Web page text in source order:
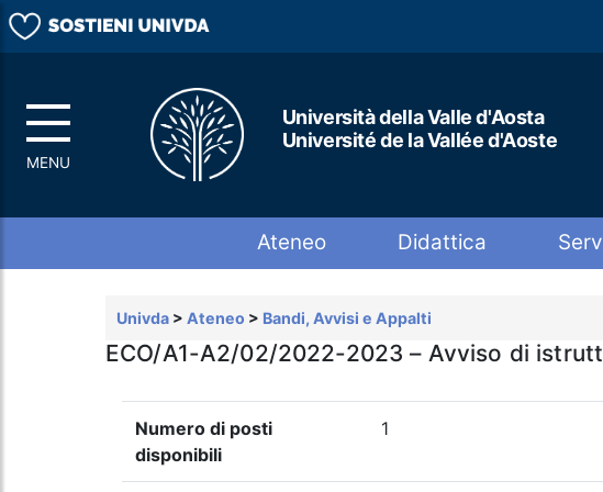
Università della Valle d'Aosta
Université de la Vallée d'Aoste
Ateneo Didattica
Univda > Ateneo > Bandi, Avvisi e Appalti
ECO/A1-A2/02/2022-2023 – Avviso di
Numero di posti
disponibili
1